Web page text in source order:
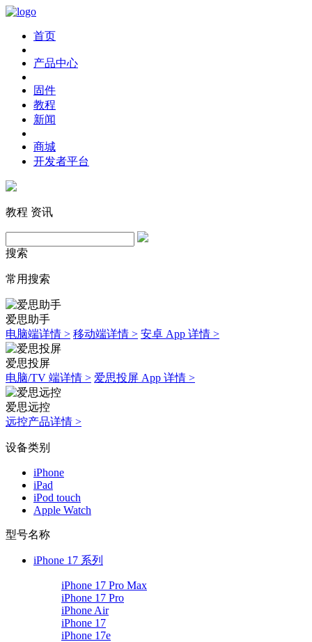
首页
产品中心
固件
教程
新闻
商城
开发者平台
教程 资讯
搜索
常用搜索
爱思助手
电脑端详情 > 移动端详情 > 安卓 App 详情 >
爱思投屏
电脑/TV 端详情 > 爱思投屏 App 详情 >
爱思远控
远控产品详情 >
设备类别
iPhone
iPad
iPod touch
Apple Watch
型号名称
iPhone 17 系列
iPhone 17 Pro Max
iPhone 17 Pro
iPhone Air
iPhone 17
iPhone 17e